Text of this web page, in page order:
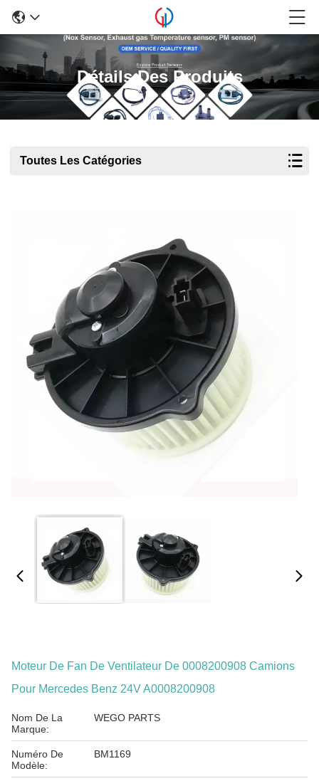
Détails Des Produits
Toutes Les Catégories
Moteur De Fan De Ventilateur De 0008200908 Camions
Pour Mercedes Benz 24V A0008200908
Nom De La
Marque:
WEGO PARTS
Numéro De
Modèle:
BM1169